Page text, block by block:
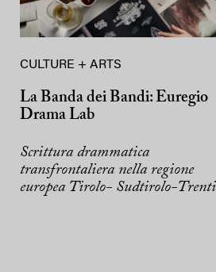
CULTURE + ARTS
La Banda dei Bandi: Euregio
Drama Lab
Scrittura drammatica
transfrontaliera nella regione
europea Tirolo- Sudtirolo-